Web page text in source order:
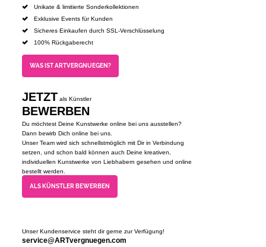
Unikate & limitierte Sonderkollektionen
Exklusive Events für Kunden
Sicheres Einkaufen durch SSL-Verschlüsselung
100% Rückgaberecht
WAS IST ARTVERGNUEGEN?
JETZT als Künstler
BEWERBEN
Du möchtest Deine Kunstwerke online bei uns ausstellen?
Dann bewirb Dich online bei uns.
Unser Team wird sich schnellstmöglich mit Dir in Verbindung
setzen, und schon bald können auch Deine kreativen,
individuellen Kunstwerke von Liebhabern gesehen und online
bestellt werden.
ALS KÜNSTLER BEWERBEN
Unser Kundenservice steht dir gerne zur Verfügung!
service@ARTvergnuegen.com